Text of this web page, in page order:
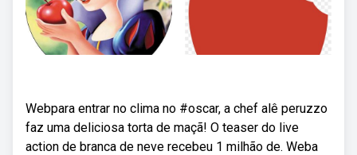
Webpara entrar no clima no #oscar, a chef alê peruzzo
faz uma deliciosa torta de maçã! O teaser do live
action de branca de neve recebeu 1 milhão de. Weba